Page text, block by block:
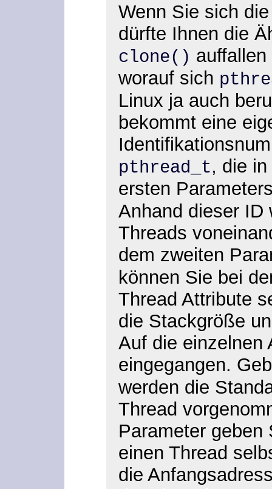
Wenn Sie sich
dürfte Ihnen die
clone()
worauf sich
Linux ja auch
bekommt eine
pthread_t, die
ersten
Anhand dieser ID
Threads
dem zweiten
können Sie bei
Thread Attribute
die Stackgröße
Auf die einzelnen
eingegangen.
werden die
Thread
Parameter geben
einen Thread
die